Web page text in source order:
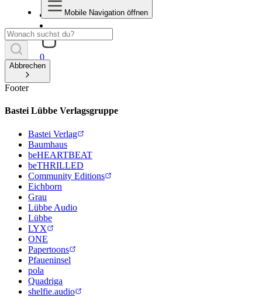
0
Mobile Navigation öffnen
Abbrechen
Footer
Bastei Lübbe Verlagsgruppe
Bastei Verlag
Baumhaus
beHEARTBEAT
beTHRILLED
Community Editions
Eichborn
Grau
Lübbe Audio
Lübbe
LYX
ONE
Papertoons
Pfaueninsel
pola
Quadriga
shelfie.audio